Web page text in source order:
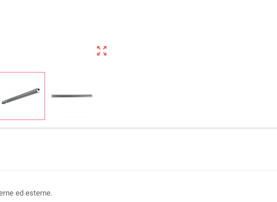
zoom_out_map
ed esterne.